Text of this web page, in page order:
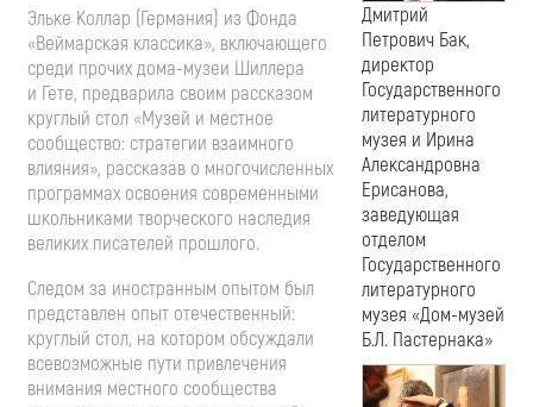
Дмитрий
Петрович Бак,
директор
Государственного
литературного
музея и Ирина
Александровна
Ерисанова,
заведующая
отделом
Государственного
литературного
музея «Дом-музей
Б.Л. Пастернака»
Эльке Коллар (Германия) из Фонда
«Веймарская классика», включающего
среди прочихдома-музеи Шиллера
и Гете, предварила своим рассказом
круглый стол «Музей и местное
сообщество: стратегии взаимного
влияния», рассказав о многочисленных
программах освоения современными
школьниками творческого наследия
великих писателей прошлого.
Следом за иностранным опытом был
представлен опыт отечественный:
круглый стол, на котором обсуждали
всевозможные пути привлечения
внимания местного сообщества